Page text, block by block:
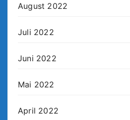
August 2022
Juli 2022
Juni 2022
Mai 2022
April 2022